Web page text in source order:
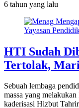
6 tahun yang lalu
HTI Sudah
Tertolak,
Sebuah lembaga
massa yang
kaderisasi Hizbut